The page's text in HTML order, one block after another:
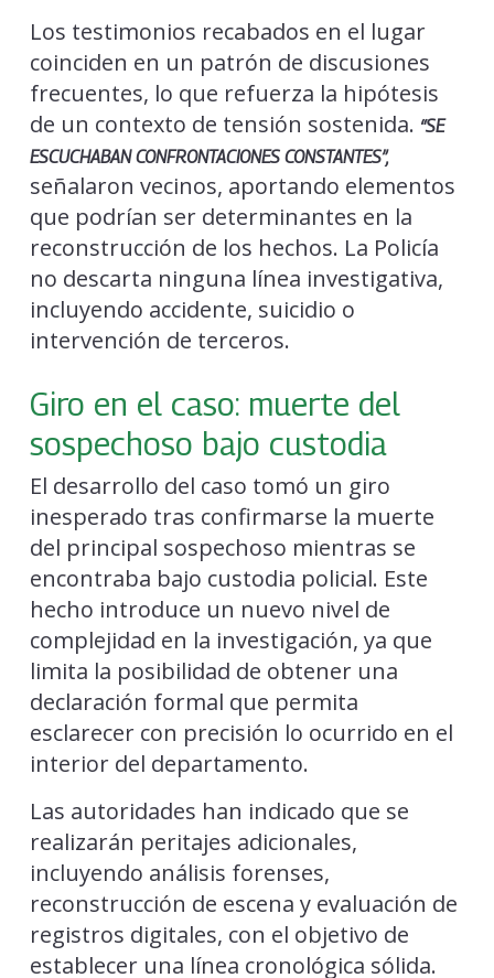
Los testimonios recabados en el lugar
coinciden en un patrón de discusiones
frecuentes, lo que refuerza la hipótesis
de un contexto de tensión sostenida. “SE
ESCUCHABAN CONFRONTACIONES CONSTANTES”,
señalaron vecinos, aportando elementos
que podrían ser determinantes en la
reconstrucción de los hechos. La Policía
no descarta ninguna línea investigativa,
incluyendo accidente, suicidio o
intervención de terceros.
Giro en el caso: muerte del
sospechoso bajo custodia
El desarrollo del caso tomó un giro
inesperado tras confirmarse la muerte
del principal sospechoso mientras se
encontraba bajo custodia policial. Este
hecho introduce un nuevo nivel de
complejidad en la investigación, ya que
limita la posibilidad de obtener una
declaración formal que permita
esclarecer con precisión lo ocurrido en el
interior del departamento.
Las autoridades han indicado que se
realizarán peritajes adicionales,
incluyendo análisis forenses,
reconstrucción de escena y evaluación de
registros digitales, con el objetivo de
establecer una línea cronológica sólida.